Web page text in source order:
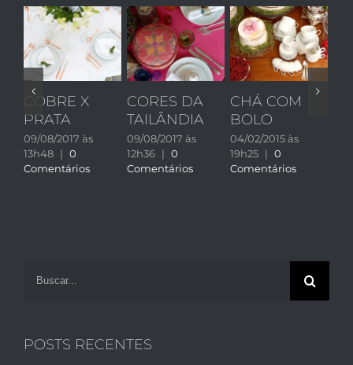
COBRE X
PRATA
09/08/2017 às
13h48 | 0
Comentários
CORES DA
TAILÂNDIA
09/08/2017 às
12h36 | 0
Comentários
CHÁ COM
BOLO
04/02/2015 às
19h25 | 0
Comentários
Buscar
POSTS RECENTES